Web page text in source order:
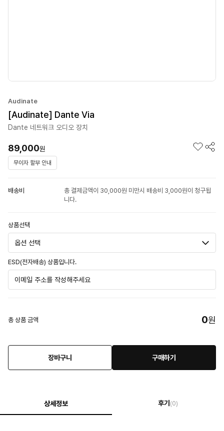
Audinate
[Audinate] Dante Via
Dante 네트워크 오디오 장치
89,000원
무이자 할부 안내
배송비
총 결제금액이 30,000원 미만시 배송비 3,000원이 청구됩
니다.
상품선택
ESD(전자배송) 상품입니다.
총 상품 금액 0원
장바구니 구매하기
상세정보 후기 (0)